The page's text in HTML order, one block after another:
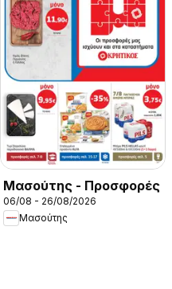
Μασούτης - Προσφορές
06/08 - 26/08/2026
Μασούτης